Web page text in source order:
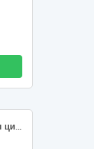
Послуги щодо обов’язкового страхування цивільно-правової відповідальності власників наземних транспортних засобів за кодом ДК 021:2015: 66510000-8 «Страхові послуги»